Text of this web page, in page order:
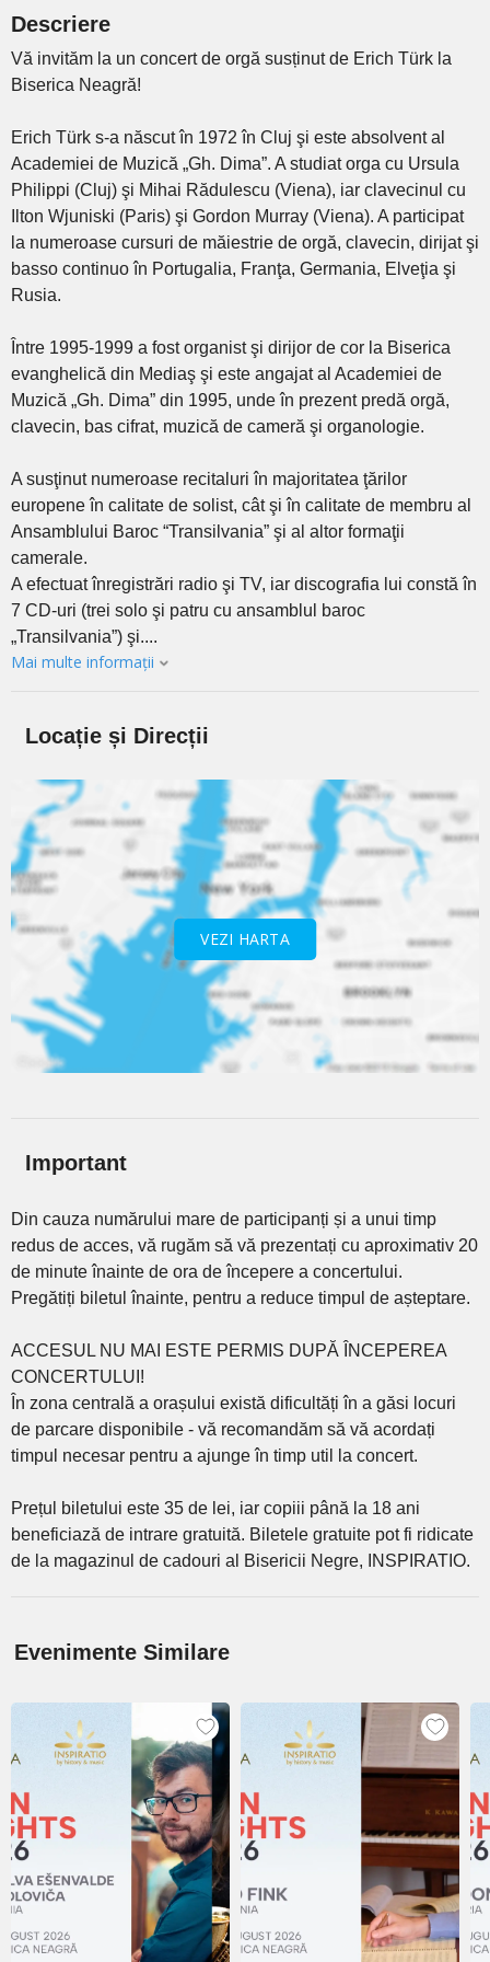
Descriere
Vă invităm la un concert de orgă susținut de Erich Türk la
Biserica Neagră!
Erich Türk s-a născut în 1972 în Cluj şi este absolvent al
Academiei de Muzică „Gh. Dima”. A studiat orga cu Ursula
Philippi (Cluj) şi Mihai Rădulescu (Viena), iar clavecinul cu
Ilton Wjuniski (Paris) şi Gordon Murray (Viena). A participat
la numeroase cursuri de măiestrie de orgă, clavecin, dirijat şi
basso continuo în Portugalia, Franţa, Germania, Elveţia şi
Rusia.
Între 1995-1999 a fost organist şi dirijor de cor la Biserica
evanghelică din Mediaş şi este angajat al Academiei de
Muzică „Gh. Dima” din 1995, unde în prezent predă orgă,
clavecin, bas cifrat, muzică de cameră şi organologie.
A susţinut numeroase recitaluri în majoritatea ţărilor
europene în calitate de solist, cât şi în calitate de membru al
Ansamblului Baroc “Transilvania” şi al altor formaţii
camerale.
A efectuat înregistrări radio şi TV, iar discografia lui constă în
7 CD-uri (trei solo şi patru cu ansamblul baroc
„Transilvania”) şi....
Mai multe informații
Locație și Direcții
VEZI HARTA
Important
Din cauza numărului mare de participanți și a unui timp
redus de acces, vă rugăm să vă prezentați cu aproximativ 20
de minute înainte de ora de începere a concertului.
Pregătiți biletul înainte, pentru a reduce timpul de așteptare.
ACCESUL NU MAI ESTE PERMIS DUPĂ ÎNCEPEREA
CONCERTULUI!
În zona centrală a orașului există dificultăți în a găsi locuri
de parcare disponibile - vă recomandăm să vă acordați
timpul necesar pentru a ajunge în timp util la concert.
Prețul biletului este 35 de lei, iar copiii până la 18 ani
beneficiază de intrare gratuită. Biletele gratuite pot fi ridicate
de la magazinul de cadouri al Bisericii Negre, INSPIRATIO.
Evenimente Similare